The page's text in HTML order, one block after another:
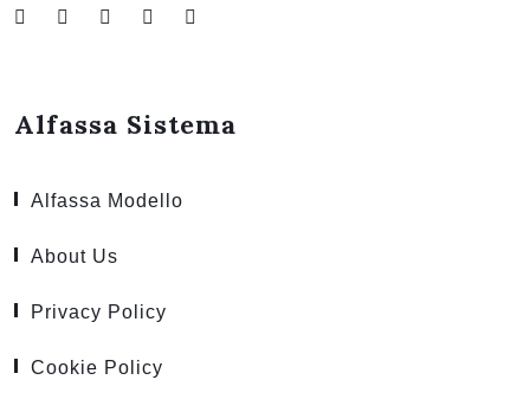
Alfassa Sistema
Alfassa Modello
About Us
Privacy Policy
Cookie Policy